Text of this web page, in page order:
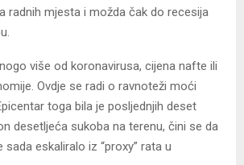
radnih mjesta i možda čak do recesija
više od koronavirusa, cijena nafte ili
Ovdje se radi o ravnoteži moći
toga bila je posljednjih deset
desetljeća sukoba na terenu, čini se da
eskaliralo iz “proxy” rata u